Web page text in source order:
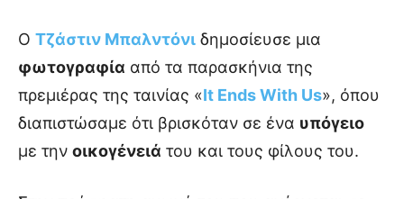
Ο Τζάστιν Μπαλντόνι δημοσίευσε μια
φωτογραφία από τα παρασκήνια της
πρεμιέρας της ταινίας «It Ends With Us», όπου
διαπιστώσαμε ότι βρισκόταν σε ένα υπόγειο
με την οικογένειά του και τους φίλους του.